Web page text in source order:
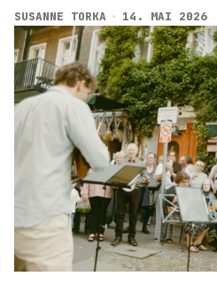
SUSANNE TORKA 14. MAI 2026